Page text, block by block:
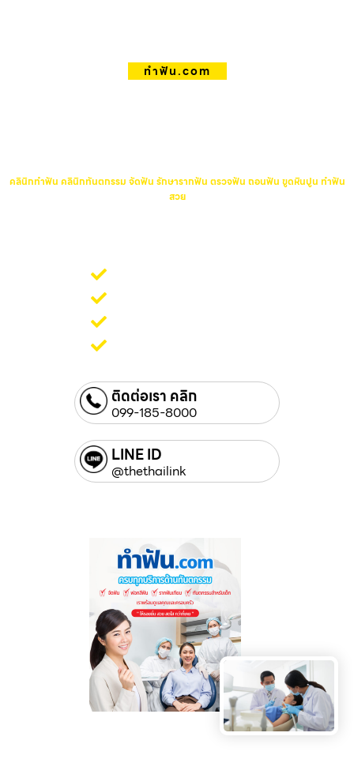
ทําฟัน.com
คลินิกทำฟัน คลินิกทันตกรรม จัดฟัน รักษารากฟัน ตรวจฟัน ถอนฟัน ขูดหินปูน ทำฟัน
สวย
ติดต่อเรา คลิก
099-185-8000
LINE ID
@thethailink